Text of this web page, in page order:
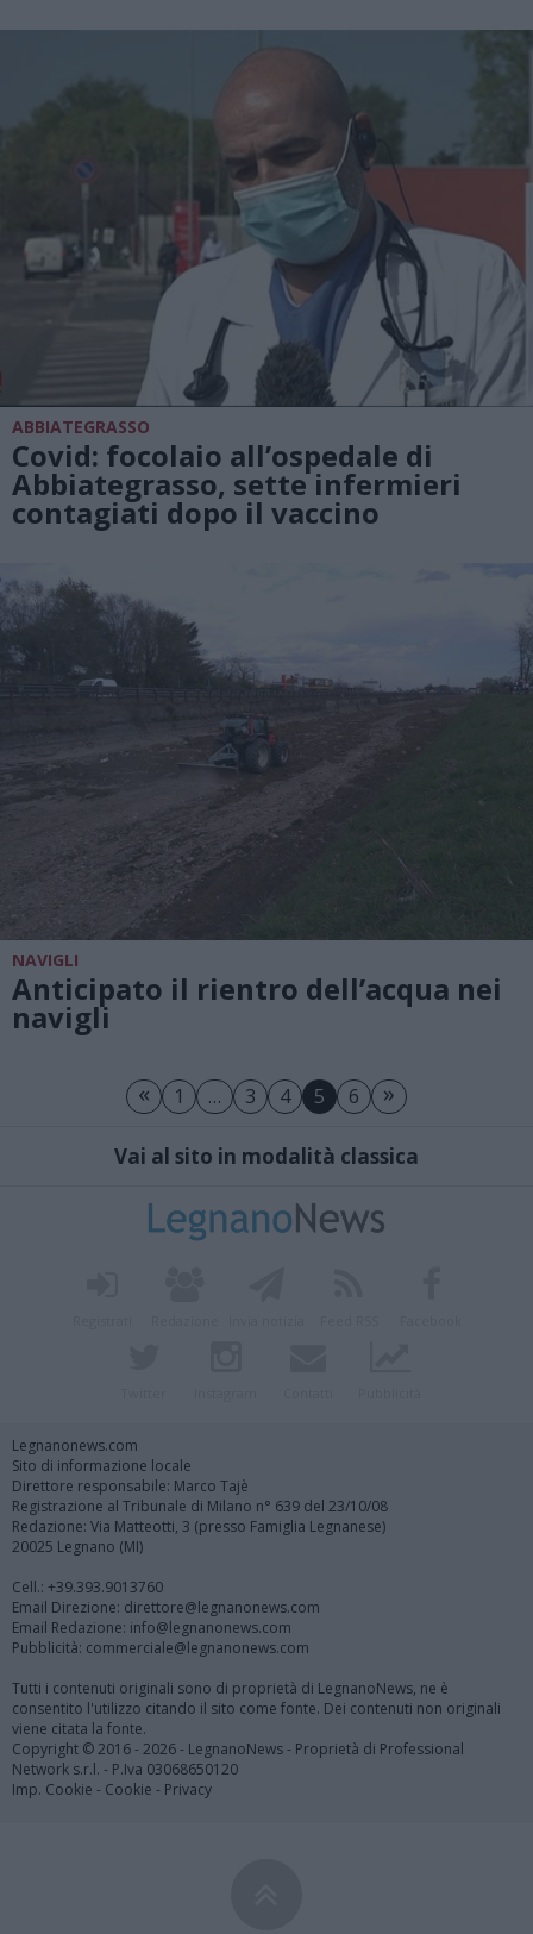
ABBIATEGRASSO
Covid: focolaio all’ospedale di
Abbiategrasso, sette infermieri
contagiati dopo il vaccino
NAVIGLI
Anticipato il rientro dell’acqua nei
navigli
« 1 … 3 4 5 6 »
Vai al sito in modalità classica
Legnanonews.com
Sito di informazione locale
Direttore responsabile: Marco Tajè
Registrazione al Tribunale di Milano n° 639 del 23/10/08
Redazione: Via Matteotti, 3 (presso Famiglia Legnanese)
20025 Legnano (MI)
Cell.: +39.393.9013760
Email Direzione: direttore@legnanonews.com
Email Redazione: info@legnanonews.com
Pubblicità: commerciale@legnanonews.com
Tutti i contenuti originali sono di proprietà di LegnanoNews, ne è
consentito l'utilizzo citando il sito come fonte. Dei contenuti non originali
viene citata la fonte.
Copyright © 2016 - 2026 - LegnanoNews - Proprietà di Professional
Network s.r.l. - P.Iva 03068650120
Imp. Cookie - Cookie - Privacy